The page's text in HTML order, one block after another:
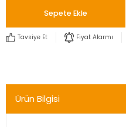
Sepete Ekle
Tavsiye Et Fiyat Alarmı
Ürün Bilgisi